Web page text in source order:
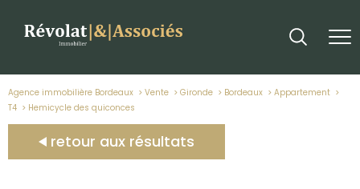
Agence immobilière Bordeaux Vente Gironde Bordeaux
Appartement
T4
hemicycle des quiconces
retour aux résultats